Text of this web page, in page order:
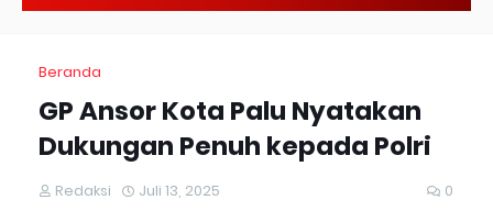
Beranda
GP Ansor Kota Palu Nyatakan
Dukungan Penuh kepada Polri
Redaksi Juli 13, 2025 0